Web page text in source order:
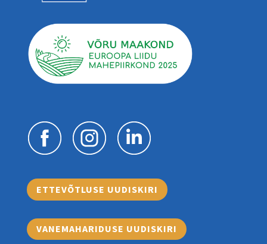
ETTEVÕTLUSE UUDISKIRI
VANEMAHARIDUSE UUDISKIRI